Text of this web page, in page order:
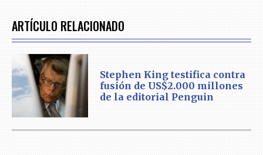
ARTÍCULO RELACIONADO
Stephen King testifica contra
fusión de US$2.000 millones
de la editorial Penguin